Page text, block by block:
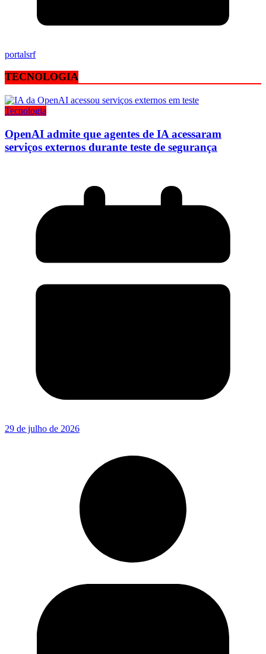
portalsrf
TECNOLOGIA
Tecnologia
OpenAI admite que agentes de IA acessaram
serviços externos durante teste de segurança
29 de julho de 2026